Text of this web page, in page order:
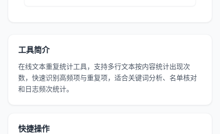
工具简介
在线文本重复统计工具，支持多行文本按内容统计出现次
数，快速识别高频项与重复项，适合关键词分析、名单核对
和日志频次统计。
快捷操作